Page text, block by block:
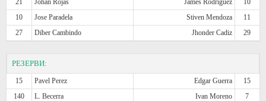
10
Jose Paradela Stiven Mendoza
11
27
Diber Cambindo Jhonder Cadiz 29
РЕЗЕРВИ:
15 Pavel Perez Edgar Guerra
15
140
L. Becerra Ivan Moreno
7